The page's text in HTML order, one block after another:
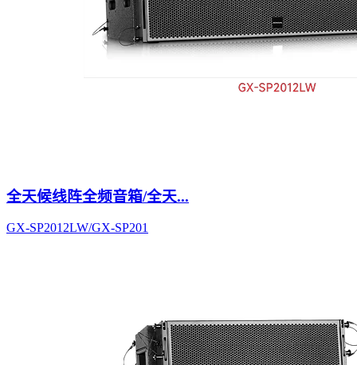
全天候线阵全频音箱/全天...
GX-SP2012LW/GX-SP201